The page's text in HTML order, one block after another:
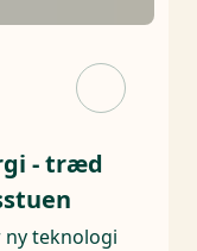
- træd
ny teknologi